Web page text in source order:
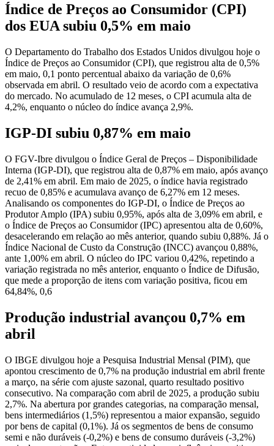
Índice de Preços ao Consumidor (CPI)
dos EUA subiu 0,5% em maio
O Departamento do Trabalho dos Estados Unidos divulgou hoje o
Índice de Preços ao Consumidor (CPI), que registrou alta de 0,5%
em maio, 0,1 ponto percentual abaixo da variação de 0,6%
observada em abril. O resultado veio de acordo com a expectativa
do mercado. No acumulado de 12 meses, o CPI acumula alta de
4,2%, enquanto o núcleo do índice avança 2,9%.
IGP-DI subiu 0,87% em maio
O FGV-Ibre divulgou o Índice Geral de Preços – Disponibilidade
Interna (IGP-DI), que registrou alta de 0,87% em maio, após avanço
de 2,41% em abril. Em maio de 2025, o índice havia registrado
recuo de 0,85% e acumulava avanço de 6,27% em 12 meses.
Analisando os componentes do IGP-DI, o Índice de Preços ao
Produtor Amplo (IPA) subiu 0,95%, após alta de 3,09% em abril, e
o Índice de Preços ao Consumidor (IPC) apresentou alta de 0,60%,
desacelerando em relação ao mês anterior, quando subiu 0,88%. Já o
Índice Nacional de Custo da Construção (INCC) avançou 0,88%,
ante 1,00% em abril. O núcleo do IPC variou 0,42%, repetindo a
variação registrada no mês anterior, enquanto o Índice de Difusão,
que mede a proporção de itens com variação positiva, ficou em
64,84%, 0,6
Produção industrial avançou 0,7% em
abril
O IBGE divulgou hoje a Pesquisa Industrial Mensal (PIM), que
apontou crescimento de 0,7% na produção industrial em abril frente
a março, na série com ajuste sazonal, quarto resultado positivo
consecutivo. Na comparação com abril de 2025, a produção subiu
2,7%. Na abertura por grandes categorias, na comparação mensal,
bens intermediários (1,5%) representou a maior expansão, seguido
por bens de capital (0,1%). Já os segmentos de bens de consumo
semi e não duráveis (-0,2%) e bens de consumo duráveis (-3,2%)